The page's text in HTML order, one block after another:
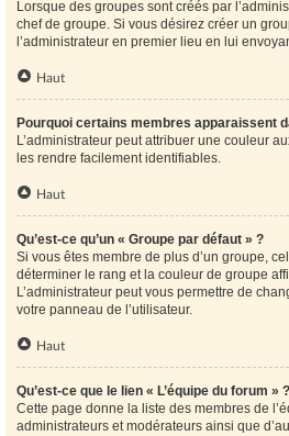
Lorsque des groupes sont créés par
chef de groupe. Si vous désirez créer un
l’administrateur en premier lieu en lui
Haut
Pourquoi certains membres apparaissent
L’administrateur peut attribuer une couleur
les rendre facilement identifiables.
Haut
Qu’est-ce qu’un « Groupe par défaut » ?
Si vous êtes membre de plus d’un groupe,
déterminer le rang et la couleur de groupe
L’administrateur peut vous permettre de
votre panneau de l’utilisateur.
Haut
Qu’est-ce que le lien « L’équipe du forum » ?
Cette page donne la liste des membres de
administrateurs et modérateurs ainsi que